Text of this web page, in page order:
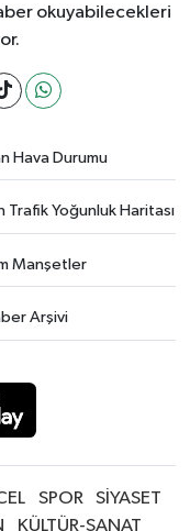
okuyabilecekleri
Hava Durumu
Trafik Yoğunluk Haritası
Manşetler
Arşivi
SPOR
SİYASET
KÜLTÜR-SANAT